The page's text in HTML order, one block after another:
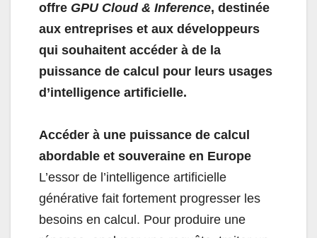
offre GPU Cloud & Inference, destinée
aux entreprises et aux développeurs
qui souhaitent accéder à de la
puissance de calcul pour leurs usages
d’intelligence artificielle.
Accéder à une puissance de calcul
abordable et souveraine en Europe
L’essor de l’intelligence artificielle
générative fait fortement progresser les
besoins en calcul. Pour produire une